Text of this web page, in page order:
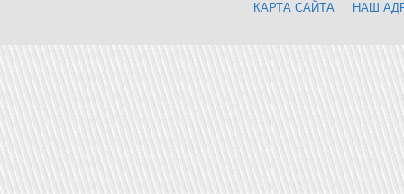
КАРТА САЙТА НАШ